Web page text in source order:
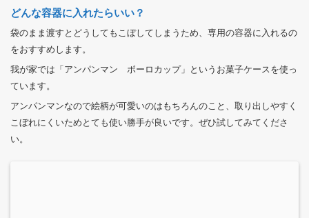
どんな容器に入れたらいい？
袋のまま渡すとどうしてもこぼしてしまうため、専用の容器に入れるの
をおすすめします。
我が家では「アンパンマン ボーロカップ」というお菓子ケースを使っ
ています。
アンパンマンなので絵柄が可愛いのはもちろんのこと、取り出しやすく
こぼれにくいためとても使い勝手が良いです。ぜひ試してみてくださ
い。